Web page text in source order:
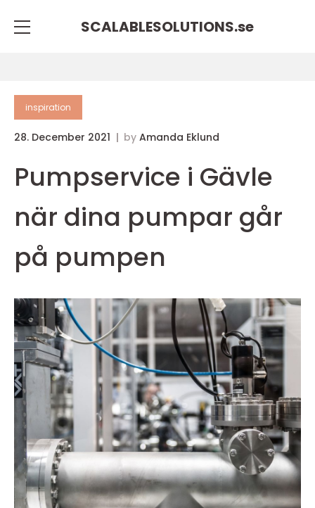
SCALABLESOLUTIONS.se
inspiration
28. December 2021 by Amanda Eklund
Pumpservice i Gävle
när dina pumpar går
på pumpen